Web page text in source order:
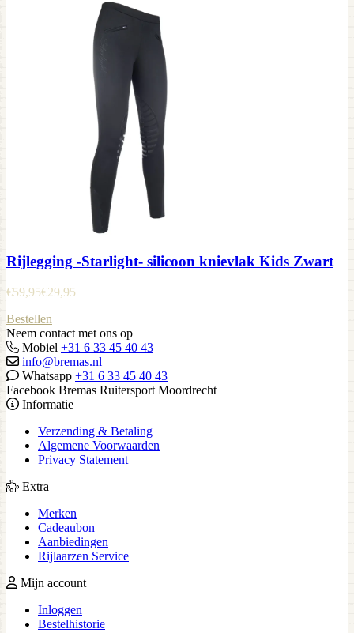
Rijlegging -Starlight- silicoon knievlak Kids Zwart
€59,95€29,95
Bestellen
Neem contact met ons op
Mobiel +31 6 33 45 40 43
info@bremas.nl
Whatsapp +31 6 33 45 40 43
Facebook Bremas Ruitersport Moordrecht
Informatie
Verzending & Betaling
Algemene Voorwaarden
Privacy Statement
Extra
Merken
Cadeaubon
Aanbiedingen
Rijlaarzen Service
Mijn account
Inloggen
Bestelhistorie